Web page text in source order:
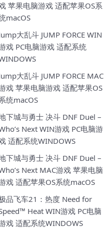
苹果电脑游戏 适配苹果OS系
macOS
大乱斗 JUMP FORCE WIN
戏 PC电脑游戏 适配系统
大乱斗 JUMP FORCE MAC
戏 苹果电脑游戏 适配苹果OS
统macOS
下城与勇士 决斗 DNF Duel –
Next WIN游戏 PC电脑游
适配系统WINDOWS
下城与勇士 决斗 DNF Duel –
Next MAC游戏 苹果电脑
戏 适配苹果OS系统macOS
品飞车21：热度 Need for
Heat WIN游戏 PC电脑
戏 适配系统WINDOWS